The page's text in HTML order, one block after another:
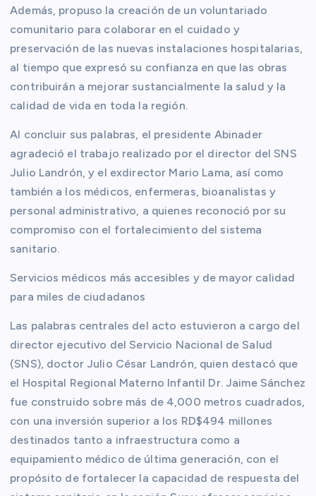
Además, propuso la creación de un voluntariado
comunitario para colaborar en el cuidado y
preservación de las nuevas instalaciones hospitalarias,
al tiempo que expresó su confianza en que las obras
contribuirán a mejorar sustancialmente la salud y la
calidad de vida en toda la región.
Al concluir sus palabras, el presidente Abinader
agradeció el trabajo realizado por el director del SNS
Julio Landrón, y el exdirector Mario Lama, así como
también a los médicos, enfermeras, bioanalistas y
personal administrativo, a quienes reconoció por su
compromiso con el fortalecimiento del sistema
sanitario.
Servicios médicos más accesibles y de mayor calidad
para miles de ciudadanos
Las palabras centrales del acto estuvieron a cargo del
director ejecutivo del Servicio Nacional de Salud
(SNS), doctor Julio César Landrón, quien destacó que
el Hospital Regional Materno Infantil Dr. Jaime Sánchez
fue construido sobre más de 4,000 metros cuadrados,
con una inversión superior a los RD$494 millones
destinados tanto a infraestructura como a
equipamiento médico de última generación, con el
propósito de fortalecer la capacidad de respuesta del